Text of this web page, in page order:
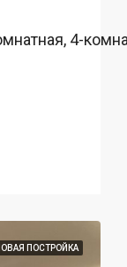
4-
ПОСТРОЙКА